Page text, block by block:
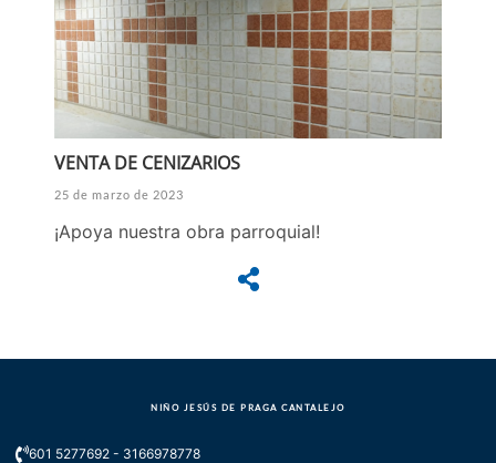
VENTA DE CENIZARIOS
25 de marzo de 2023
¡Apoya nuestra obra parroquial!
NIÑO JESÚS DE PRAGA CANTALEJO
601 5277692 - 3166978778